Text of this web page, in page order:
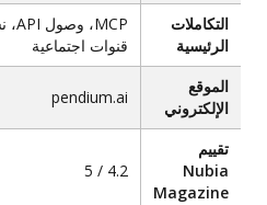
التكاملات
الرئيسية
قنوات اجتماعية
الموقع
الإلكتروني
pendium.ai
تقييم
Nubia
Magazine
4.2 / 5